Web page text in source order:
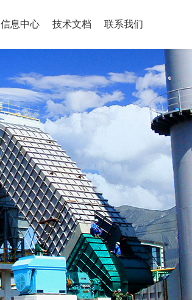
信息中心 技术文档 联系我们